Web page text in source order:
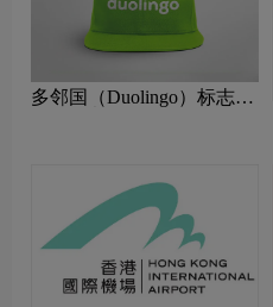
多邻国（Duolingo）标志